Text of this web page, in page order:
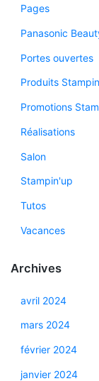
Pages
Panasonic
Portes ouvertes
Produits
Promotions
Réalisations
Salon
Stampin'up
Tutos
Vacances
Archives
avril 2024
mars 2024
février 2024
janvier 2024